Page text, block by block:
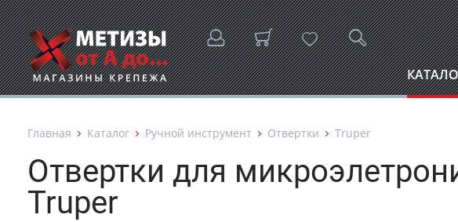
Главная Каталог Ручной инструмент Отвертки Truper
Отвертки для
Truper